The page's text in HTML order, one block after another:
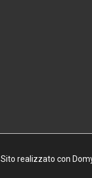
Sito realizzato con